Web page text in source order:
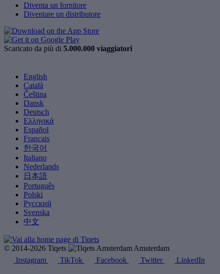
Diventa un fornitore
Diventare un distributore
Scaricato da più di 5.000.000 viaggiatori
English
Català
Čeština
Dansk
Deutsch
Ελληνικά
Español
Français
한국어
Italiano
Nederlands
日本語
Português
Polski
Русский
Svenska
中文
© 2014-2026 Tiqets
Amsterdam
Instagram
TikTok Facebook Twitter LinkedIn